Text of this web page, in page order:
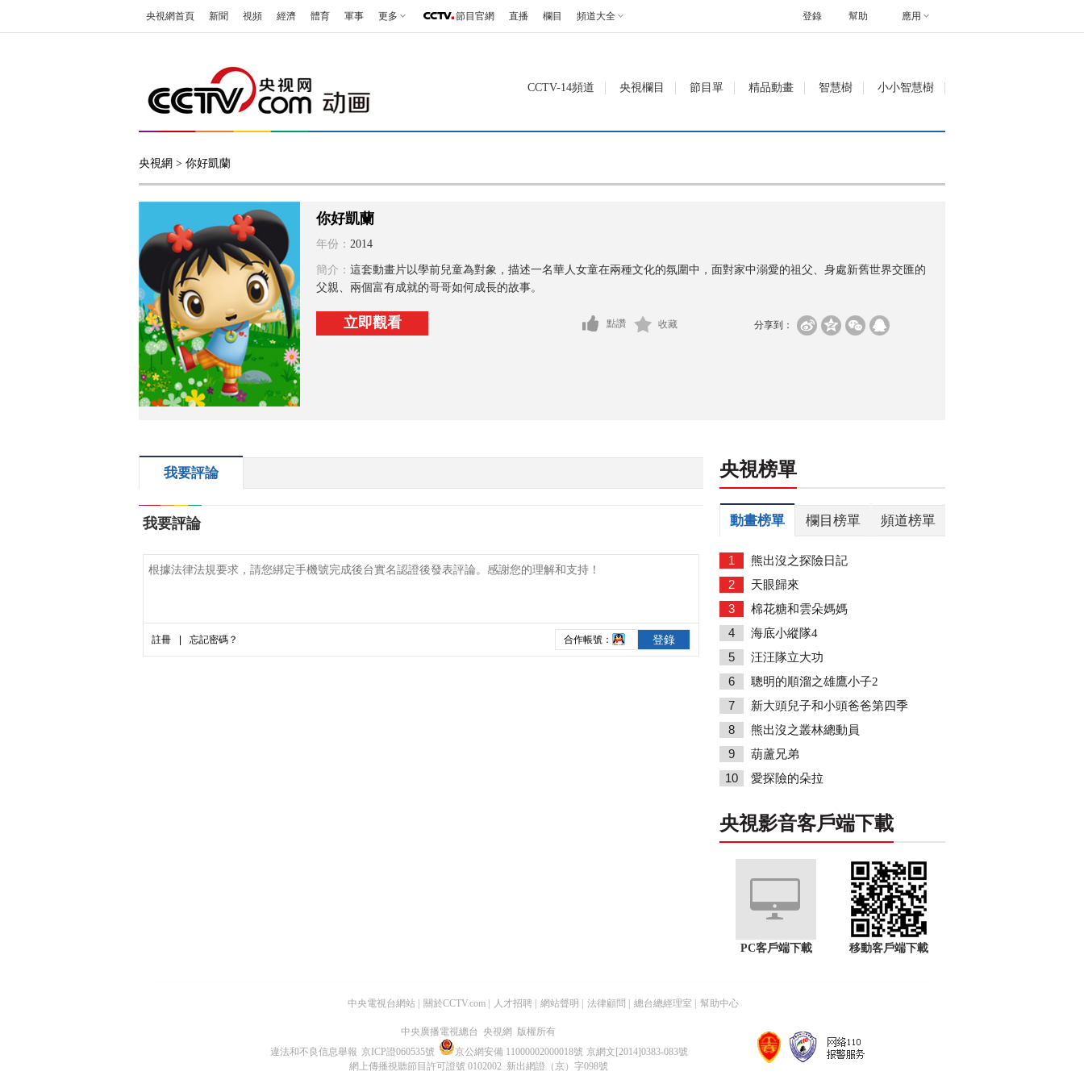
央視網首頁 新聞 視頻 經濟 體育 軍事 更多 節目官網 直播 欄目 頻道大全 幫助 應用
登錄
CCTV-14頻道 央視欄目 節目單 精品動畫 智慧樹 小小智慧樹
央視網 > 你好凱蘭
你好凱蘭
年份： 2014
簡介： 這套動畫片以學前兒童為對象，描述一名華人女童在兩種文化的氛圍中，面對家中溺愛的祖父、身處新舊世界交匯的
父親、兩個富有成就的哥哥如何成長的故事。
立即觀看 分享到：
點讚 收藏
我要評論
我要評論
合作帳號： 登錄
註冊 忘記密碼？
央視榜單
動畫榜單 欄目榜單 頻道榜單
1 熊出沒之探險日記
2 天眼歸來
3 棉花糖和雲朵媽媽
4 海底小縱隊4
5 汪汪隊立大功
6 聰明的順溜之雄鷹小子2
7 新大頭兒子和小頭爸爸第四季
8 熊出沒之叢林總動員
9 葫蘆兄弟
10 愛探險的朵拉
央視影音客戶端下載
PC客戶端下載 移動客戶端下載
中央電視台網站 關於CCTV.com 人才招聘 網站聲明 法律顧問 總台總經理室 幫助中心
中央廣播電視總台 央視網 版權所有
違法和不良信息舉報 京ICP證060535號 京公網安備 11000002000018號 京網文[2014]0383-083號
網上傳播視聽節目許可證號 0102002 新出網證（京）字098號